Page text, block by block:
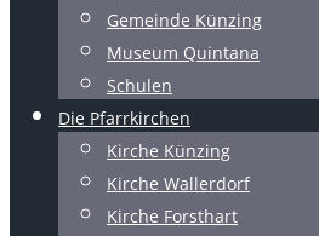
Gemeinde Künzing
Museum Quintana
Schulen
Die Pfarrkirchen
Kirche Künzing
Kirche Wallerdorf
Kirche Forsthart